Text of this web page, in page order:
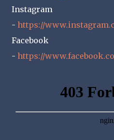
Instagram
- https://
Facebook
- https://